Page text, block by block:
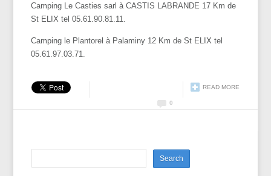
Camping Le Casties sarl à CASTIS LABRANDE 17 Km de
St ELIX tel 05.61.90.81.11.
Camping le Plantorel à Palaminy 12 Km de St ELIX tel
05.61.97.03.71.
READ MORE
0